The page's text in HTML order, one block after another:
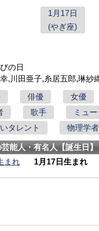
1月17日
(やぎ座)
の日
,川田亜子,糸居五郎,琳紗
俳優 女優
歌手 ミュ
タレント 物理学者
能人・有名人【誕生日
まれ
1月17日生まれ